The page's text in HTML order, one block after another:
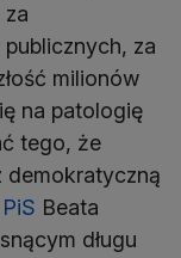
za
za
milionów
na patologię
tego, że
demokratyczną
PiS Beata
długu